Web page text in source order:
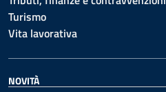
Turismo
Vita lavorativa
NOVITÀ